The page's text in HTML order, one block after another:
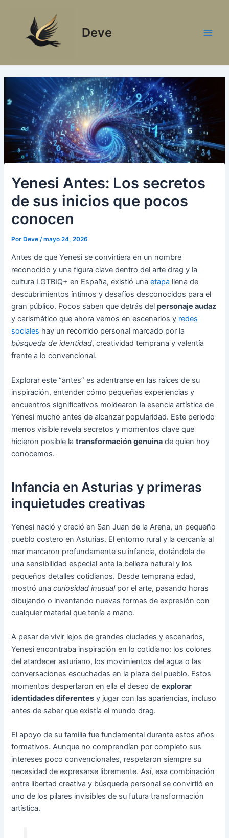
contenido
Deve
Yenesi Antes: Los secretos
de sus inicios que pocos
conocen
PorDeve/mayo 24, 2026
Antes de que Yenesi se convirtiera en un nombre
reconocido y una figura clave dentro del arte drag y la
cultura LGTBIQ+ en España, existió unaetapa llena de
descubrimientos íntimos y desafíos desconocidos para el
gran público. Pocos saben que detrás delpersonaje audaz
y carismático que ahora vemos en escenarios y redes
sociales hay un recorrido personal marcado por la
búsqueda de identidad, creatividad temprana y valentía
frente a lo convencional.
Explorar este “antes” es adentrarse en las raíces de su
inspiración, entender cómo pequeñas experiencias y
encuentros significativos moldearon la esencia artística de
Yenesi mucho antes de alcanzar popularidad. Este periodo
menos visible revela secretos y momentos clave que
hicieron posible latransformación genuina de quien hoy
conocemos.
Infancia en Asturias y primeras
inquietudes creativas
Yenesi nació y creció en San Juan de la Arena, un pequeño
pueblo costero en Asturias. El entorno rural y la cercanía al
mar marcaron profundamente su infancia, dotándola de
una sensibilidad especial ante la belleza natural y los
pequeños detalles cotidianos. Desde temprana edad,
mostró unacuriosidad inusualpor el arte, pasando horas
dibujando o inventando nuevas formas de expresión con
cualquier material que tenía a mano.
A pesar de vivir lejos de grandes ciudades y escenarios,
Yenesi encontraba inspiración en lo cotidiano: los colores
del atardecer asturiano, los movimientos del agua o las
conversaciones escuchadas en la plaza del pueblo. Estos
momentos despertaron en ella el deseo deexplorar
identidades diferentes y jugar con las apariencias, incluso
antes de saber que existía el mundo drag.
El apoyo de su familia fue fundamental durante estos años
formativos. Aunque no comprendían por completo sus
intereses poco convencionales, respetaron siempre su
necesidad de expresarse libremente. Así, esa combinación
entre libertad creativa y búsqueda personal se convirtió en
uno de los pilares invisibles de su futura transformación
artística.